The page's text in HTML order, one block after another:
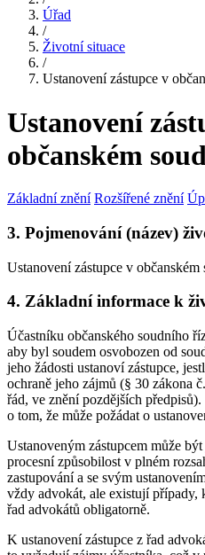
Úřad
/
Životní situace
/
Ustanovení zástupce v
Ustanovení
občanském
Základní znění Rozšířené znění
3. Pojmenování (název)
Ustanovení zástupce v
4. Základní informace k
Účastníku občanského soudního
aby byl soudem osvobozen od
jeho žádosti ustanoví zástupce,
ochraně jeho zájmů (§ 30 zákona
řád, ve znění pozdějších
o tom, že může požádat o
Ustanoveným zástupcem může
procesní způsobilost v plném
zastupování a se svým
vždy advokát, ale existují případy,
řad advokátů obligatorně.
K ustanovení zástupce z řad